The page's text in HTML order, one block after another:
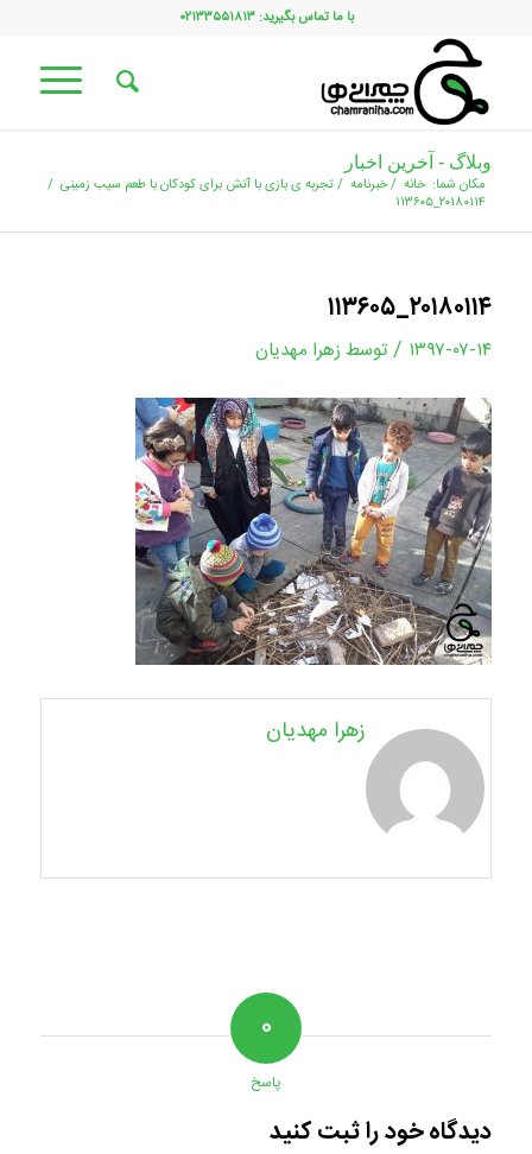
با ما تماس بگیرید: ۰۲۱۳۳۵۵۱۸۱۳
وبلاگ - آخرین اخبار
مکان شما: خانه /خبرنامه /تجربه ی بازی با آتش برای کودکان با طعم سیب زمینی /
۲۰۱۸۰۱۱۴_۱۱۳۶۰۵
۲۰۱۸۰۱۱۴_۱۱۳۶۰۵
۱۳۹۷-۰۷-۱۴ / توسط زهرا مهدیان
زهرا مهدیان
۰
پاسخ
دیدگاه خود را ثبت کنید